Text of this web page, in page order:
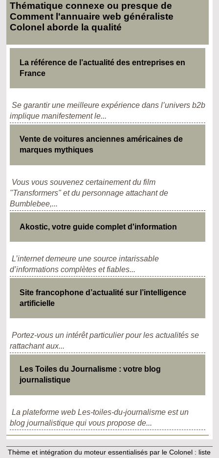
Thématique connexe ou presque de
Comment l'annuaire web généraliste
Colonel aborde la qualité
La référence de l’actualité des entreprises en
France
Se garantir une meilleure expérience dans l’univers b2b
implique manifestement le...
Vente de voitures anciennes américaines de
marques mythiques
Vous vous souvenez certainement du film
"Transformers" et du personnage attachant de
Bumblebee,...
Akostic, votre guide complet d'information
L’internet demeure une source intarissable
d’informations complètes et fiables...
Site francophone d’actualité sur l’intelligence
artificielle
Portez-vous un intérêt particulier pour les actualités se
rattachant aux...
Les Toiles du Journalisme : votre blog
journalistique
La plateforme web Les-toiles-du-journalisme est un
blog journalistique qui vous propose de...
Thème et intégration du moteur essentialisés par le Colonel : liste